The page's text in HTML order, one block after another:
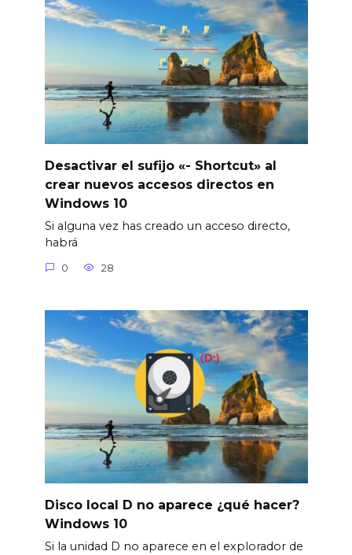
Desactivar el sufijo «- Shortcut» al
crear nuevos accesos directos en
Windows 10
Si alguna vez has creado un acceso directo,
habrá
0 28
Disco local D no aparece ¿qué hacer?
Windows 10
Si la unidad D no aparece en el explorador de